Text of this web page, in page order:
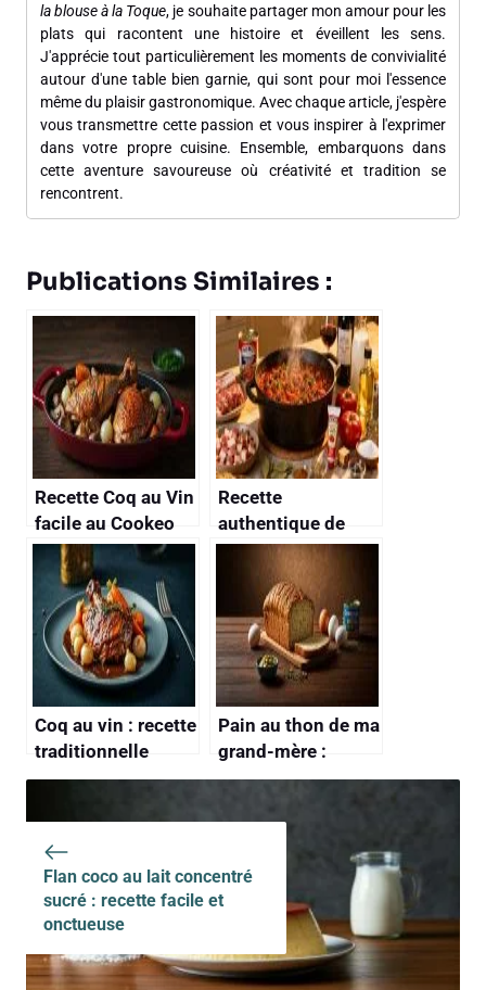
la blouse à la Toque, je souhaite partager mon amour pour les
plats qui racontent une histoire et éveillent les sens.
J'apprécie tout particulièrement les moments de convivialité
autour d'une table bien garnie, qui sont pour moi l'essence
même du plaisir gastronomique. Avec chaque article, j'espère
vous transmettre cette passion et vous inspirer à l'exprimer
dans votre propre cuisine. Ensemble, embarquons dans
cette aventure savoureuse où créativité et tradition se
rencontrent.
Publications Similaires :
Recette Coq au Vin
facile au Cookeo
Recette
authentique de
sauce bolognaise
de grand-mère
Coq au vin : recette
traditionnelle
savoureuse
Pain au thon de ma
grand-mère :
découvrez la
authentique
Flan coco au lait concentré
sucré : recette facile et
onctueuse